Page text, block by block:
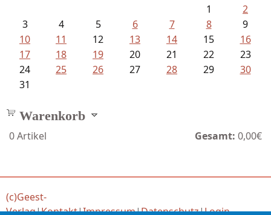
1
2
3
4 5 6 7 8
9
10
11 12 13 14 15
16
17
18 19 20 21 22
23
24
25 26 27 28 29
30
31
Warenkorb
0Artikel Gesamt: 0,00€
(c)Geest-
Verlag|Kontakt|Impressum|Datenschutz|Login